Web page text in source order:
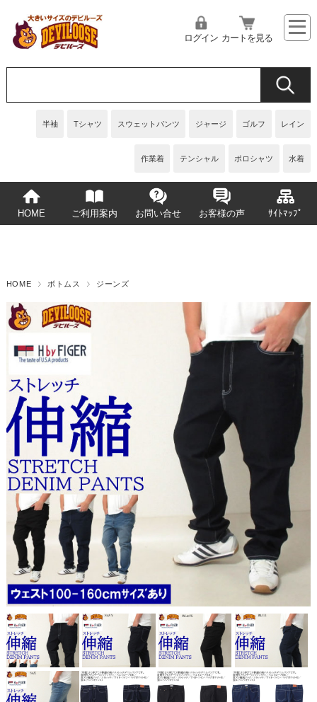
半袖 Tシャツ スウェットパンツ ジャージ ゴルフ レイン
作業着 テンシャル ポロシャツ 水着
ログイン カートを見る
HOME ご利用案内 お問い合せ お客様の声 ｻｲﾄﾏｯﾌﾟ
HOME ボトムス ジーンズ